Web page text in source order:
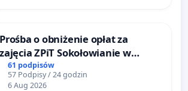
Prośba o obniżenie opłat za
zajęcia ZPiT Sokołowianie w
Sokołowskim Ośrodku Kultury
61 podpisów
57 Podpisy / 24 godzin
6 Aug 2026